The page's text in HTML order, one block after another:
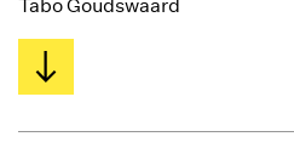
Tabo Goudswaard